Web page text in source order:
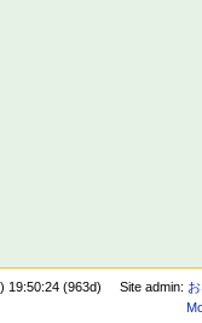
19:50:24 (963d) Site admin: